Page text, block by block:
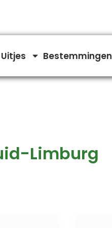
Uitjes Bestemmingen
Limburg